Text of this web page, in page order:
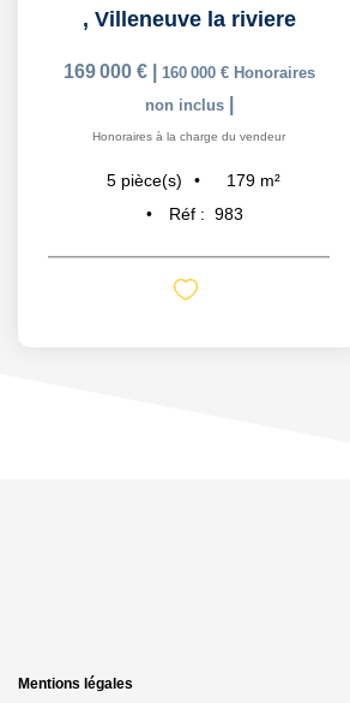
, Villeneuve la riviere
169 000 € 160 000 € Honoraires
non inclus
Honoraires à la charge du vendeur
5 pièce(s) 179 m²
Réf : 983
Mentions légales